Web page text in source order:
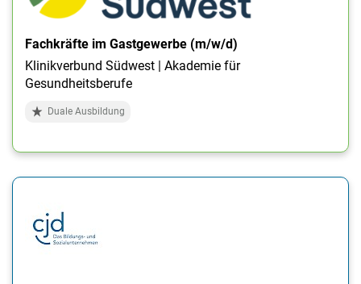
Fachkräfte im Gastgewerbe (m/w/d)
Klinikverbund Südwest | Akademie für
Gesundheitsberufe
Duale Ausbildung